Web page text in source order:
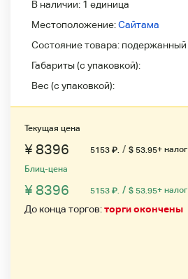
В наличии: 1 единица
Местоположение:Сайтама
Состояние товара: подержанный
Габариты (с упаковкой):
Вес (с упаковкой):
Текущая цена
¥ 8396 5153 ₽ / $ 53.95+ налог
Блиц-цена
¥ 8396 5153 ₽ / $ 53.95+ налог
До конца торгов:торги окончены